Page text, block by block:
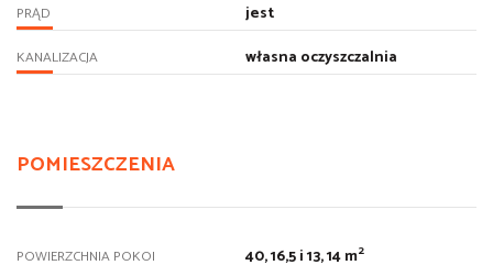
PRĄD jest
KANALIZACJA własna oczyszczalnia
POMIESZCZENIA
POWIERZCHNIA POKOI 40, 16,5 i 13, 14 m2